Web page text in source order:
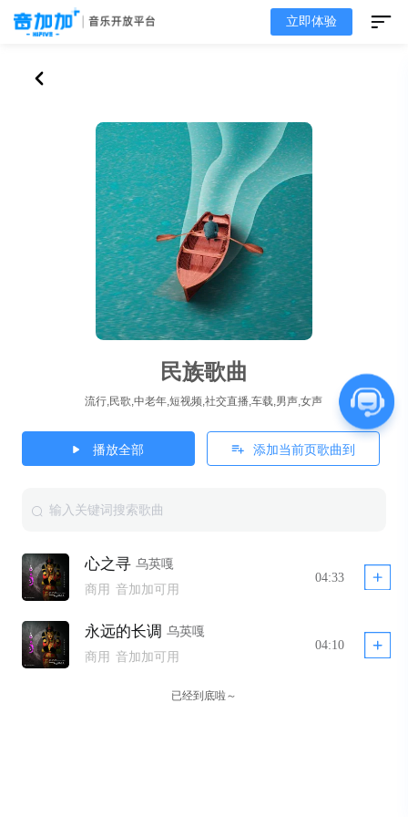
立即体验
民族歌曲
流行,民歌,中老年,短视频,社交直播,车载,男声,女声
播放全部 添加当前页歌曲到
心之寻 乌英嘎
商用 音加加可用
04:33
永远的长调 乌英嘎
商用 音加加可用
04:10
已经到底啦～